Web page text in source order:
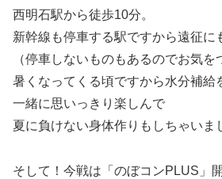
西明石駅から徒歩10分。
新幹線も停車する駅ですから遠征に
（停車しないものもあるのでお気を
暑くなってくる頃ですから水分補給
一緒に思いっきり楽しんで
夏に負けない身体作りもしちゃいま
そして！今戦は「のぼコンPLUS」